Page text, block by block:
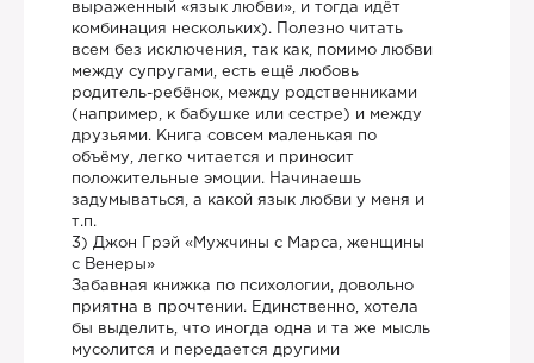
выраженный «язык любви», и тогда идёт
комбинация нескольких). Полезно читать
всем без исключения, так как, помимо любви
между супругами, есть ещё любовь
родитель-ребёнок, между родственниками
(например, к бабушке или сестре) и между
друзьями. Книга совсем маленькая по
объёму, легко читается и приносит
положительные эмоции. Начинаешь
задумываться, а какой язык любви у меня и
т.п.
3) Джон Грэй «Мужчины с Марса, женщины
с Венеры»
Забавная книжка по психологии, довольно
приятна в прочтении. Единственно, хотела
бы выделить, что иногда одна и та же мысль
мусолится и передается другими